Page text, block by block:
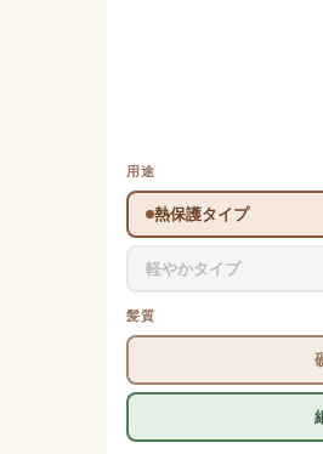
用途
熱保護タイプ
軽やかタイプ
髪質